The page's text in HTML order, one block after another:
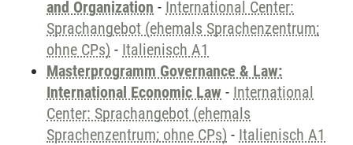
and Organization - International Center:
Sprachangebot (ehemals Sprachenzentrum;
ohne CPs) - Italienisch A1
Masterprogramm Governance & Law:
International Economic Law - International
Center: Sprachangebot (ehemals
Sprachenzentrum; ohne CPs) - Italienisch A1